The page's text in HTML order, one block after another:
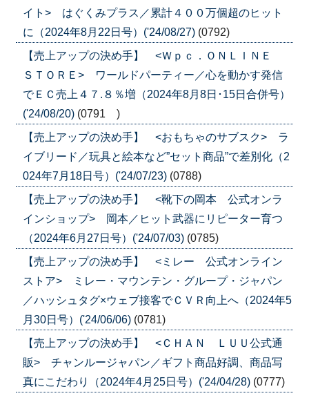
イト> はぐくみプラス／累計４００万個超のヒット
に（2024年8月22日号）('24/08/27) (0792)
【売上アップの決め手】 <Ｗｐｃ．ＯＮＬＩＮＥ
ＳＴＯＲＥ> ワールドパーティー／心を動かす発信
でＥＣ売上４７.８％増（2024年8月8日･15日合併号）
('24/08/20) (0791 )
【売上アップの決め手】 <おもちゃのサブスク> ラ
イブリード／玩具と絵本など”セット商品”で差別化（2
024年7月18日号）('24/07/23) (0788)
【売上アップの決め手】 <靴下の岡本 公式オンラ
インショップ> 岡本／ヒット武器にリピーター育つ
（2024年6月27日号）('24/07/03) (0785)
【売上アップの決め手】 <ミレー 公式オンライン
ストア> ミレー・マウンテン・グループ・ジャパン
／ハッシュタグ×ウェブ接客でＣＶＲ向上へ（2024年5
月30日号）('24/06/06) (0781)
【売上アップの決め手】 <ＣＨＡＮ ＬＵＵ公式通
販> チャンルージャパン／ギフト商品好調、商品写
真にこだわり（2024年4月25日号）('24/04/28) (0777)